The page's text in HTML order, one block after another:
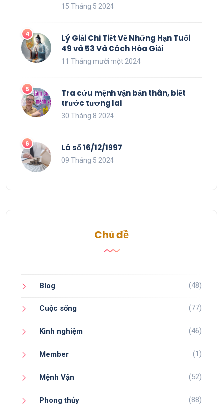
15 Tháng 5 2024
Lý Giải Chi Tiết Về Những Hạn Tuổi
49 và 53 Và Cách Hóa Giải
11 Tháng mười một 2024
Tra cứu mệnh vận bản thân, biết
trước tương lai
30 Tháng 8 2024
Lá số 16/12/1997
09 Tháng 5 2024
Chủ đề
Blog (48)
Cuộc sống (77)
Kinh nghiệm (46)
Member (1)
Mệnh Vận (52)
Phong thủy (88)